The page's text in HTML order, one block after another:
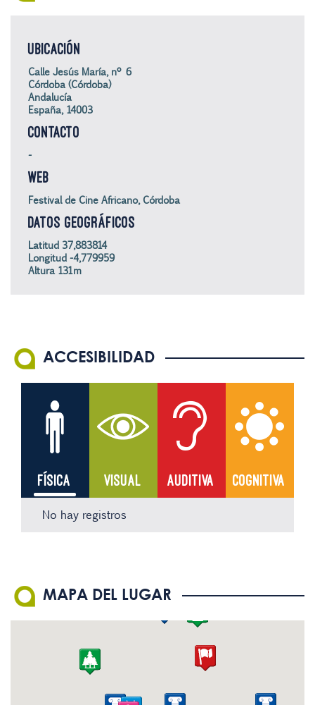
UBICACIÓN
Calle Jesús María, nº 6
Córdoba (Córdoba)
Andalucía
España, 14003
CONTACTO
-
WEB
Festival de Cine Africano, Córdoba
DATOS GEOGRÁFICOS
Latitud 37,883814
Longitud -4,779959
Altura 131m
ACCESIBILIDAD
FÍSICA VISUAL AUDITIVA COGNITIVA
No hay registros
MAPA DEL LUGAR